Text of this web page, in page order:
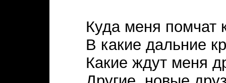
Куда меня помчат
В какие дальние
Какие ждут меня